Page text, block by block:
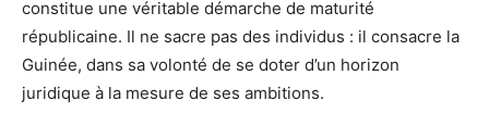
constitue une véritable démarche de maturité
républicaine. Il ne sacre pas des individus : il consacre la
Guinée, dans sa volonté de se doter d’un horizon
juridique à la mesure de ses ambitions.